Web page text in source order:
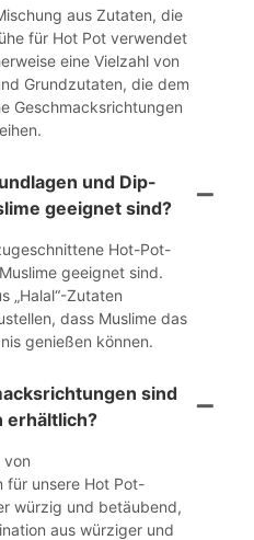
aus Zutaten, die
für Hot Pot verwendet
eine Vielzahl von
Grundzutaten, die dem
Geschmacksrichtungen
und Dip-
geeignet sind?
Hot-Pot-
geeignet sind.
„Halal“-Zutaten
dass Muslime das
genießen können.
sind
erhältlich?
von
für unsere Hot Pot-
würzig und betäubend,
aus würziger und